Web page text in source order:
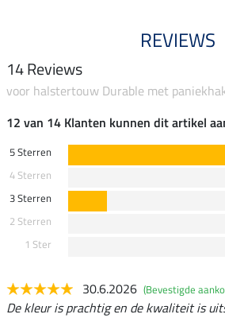
REVIEWS
14 Reviews
voor halstertouw Durable met
12 van 14 Klanten kunnen dit artikel
5 Sterren
4 Sterren
3 Sterren
2 Sterren
1 Ster
30.6.2026 (Bevestigde
De kleur is prachtig en de kwaliteit is